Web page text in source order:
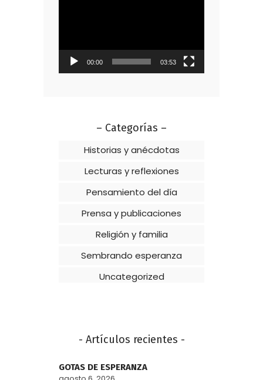
00:00 03:53
– Categorías –
Historias y anécdotas
Lecturas y reflexiones
Pensamiento del día
Prensa y publicaciones
Religión y familia
Sembrando esperanza
Uncategorized
- Artículos recientes -
GOTAS DE ESPERANZA